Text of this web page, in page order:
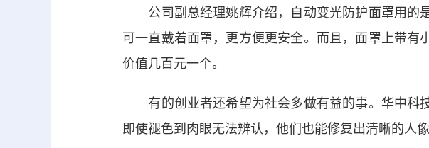
公司副总经理姚辉介绍，自动变光防护面罩用的
可一直戴着面罩，更方便更安全。而且，面罩上带
价值几百元一个。
有的创业者还希望为社会多做有益的事。华中科
即使褪色到肉眼无法辨认，他们也能修复出清晰的人像